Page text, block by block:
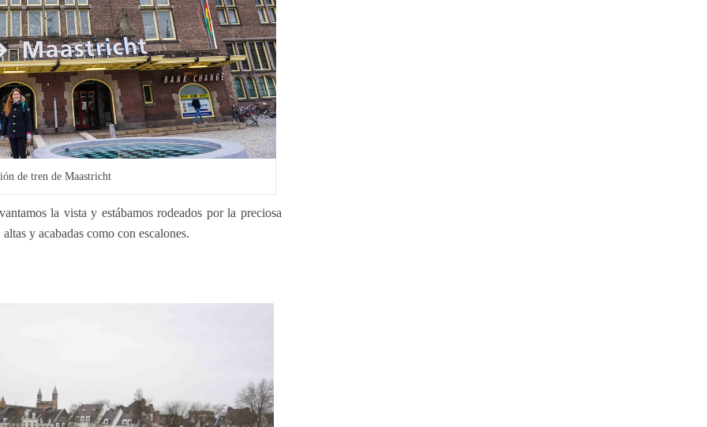
de tren de Maastricht
la vista y estábamos rodeados por la preciosa
y acabadas como con escalones.